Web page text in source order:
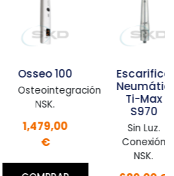
Osseo 100
Osteointegración.
1,479,00
Escarificador
Neumático
Ti-Max
S970
Sin Luz.
Conexión